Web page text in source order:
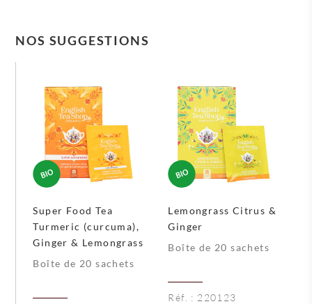
NOS SUGGESTIONS
Super Food Tea
Turmeric (curcuma),
Ginger & Lemongrass
Boîte de 20 sachets
Lemongrass Citrus &
Ginger
Boîte de 20 sachets
Réf. : 220123